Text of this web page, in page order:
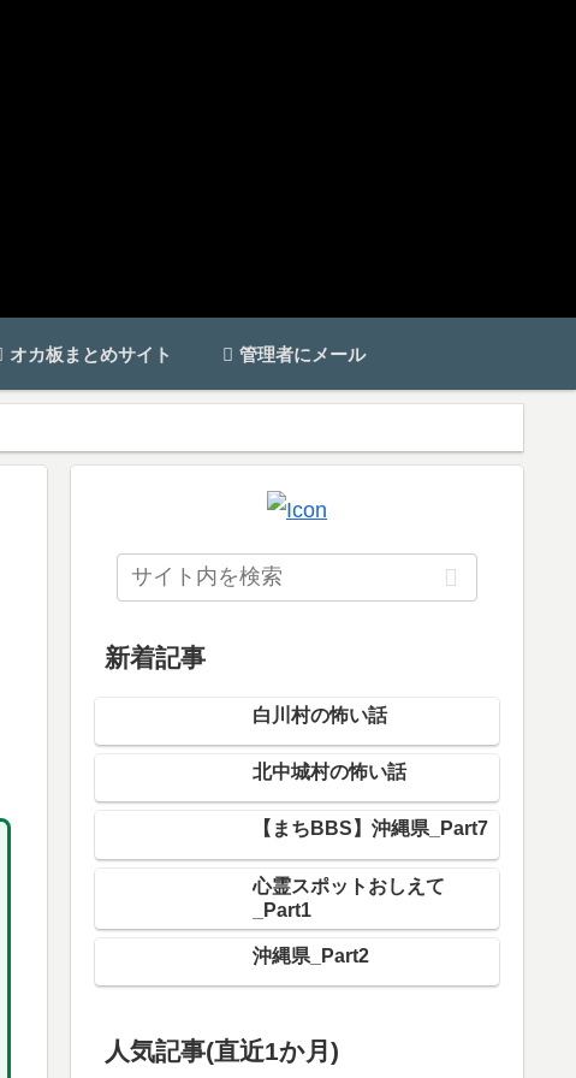
オカ板まとめサイト 管理者にメール
新着記事
白川村の怖い話
北中城村の怖い話
【まちBBS】沖縄県_Part7
心霊スポットおしえて
_Part1
沖縄県_Part2
人気記事(直近1か月)